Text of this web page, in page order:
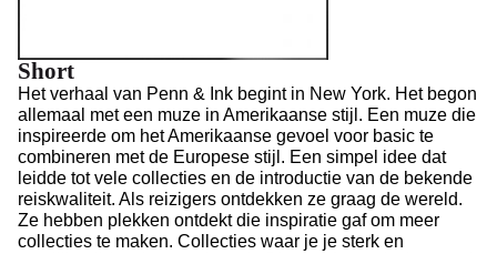
Short
Het verhaal van Penn & Ink begint in New York. Het begon
allemaal met een muze in Amerikaanse stijl. Een muze die
inspireerde om het Amerikaanse gevoel voor basic te
combineren met de Europese stijl. Een simpel idee dat
leidde tot vele collecties en de introductie van de bekende
reiskwaliteit. Als reizigers ontdekken ze graag de wereld.
Ze hebben plekken ontdekt die inspiratie gaf om meer
collecties te maken. Collecties waar je je sterk en